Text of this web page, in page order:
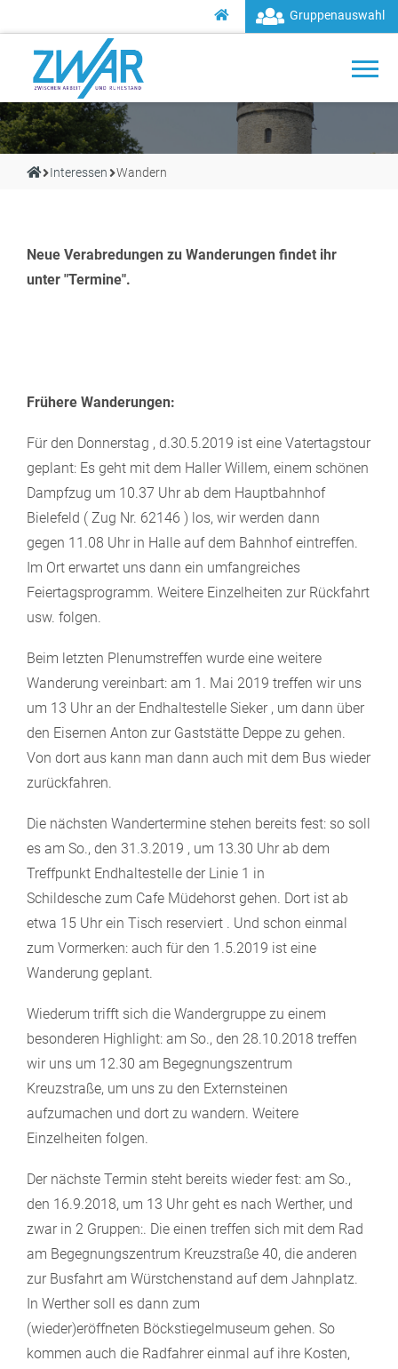
Gruppenauswahl
Interessen Wandern
Neue Verabredungen zu Wanderungen findet ihr
unter "Termine".
Frühere Wanderungen:
Für den Donnerstag , d.30.5.2019 ist eine Vatertagstour
geplant: Es geht mit dem Haller Willem, einem schönen
Dampfzug um 10.37 Uhr ab dem Hauptbahnhof
Bielefeld ( Zug Nr. 62146 ) los, wir werden dann
gegen 11.08 Uhr in Halle auf dem Bahnhof eintreffen.
Im Ort erwartet uns dann ein umfangreiches
Feiertagsprogramm. Weitere Einzelheiten zur Rückfahrt
usw. folgen.
Beim letzten Plenumstreffen wurde eine weitere
Wanderung vereinbart: am 1. Mai 2019 treffen wir uns
um 13 Uhr an der Endhaltestelle Sieker , um dann über
den Eisernen Anton zur Gaststätte Deppe zu gehen.
Von dort aus kann man dann auch mit dem Bus wieder
zurückfahren.
Die nächsten Wandertermine stehen bereits fest: so soll
es am So., den 31.3.2019 , um 13.30 Uhr ab dem
Treffpunkt Endhaltestelle der Linie 1 in
Schildesche zum Cafe Müdehorst gehen. Dort ist ab
etwa 15 Uhr ein Tisch reserviert . Und schon einmal
zum Vormerken: auch für den 1.5.2019 ist eine
Wanderung geplant.
Wiederum trifft sich die Wandergruppe zu einem
besonderen Highlight: am So., den 28.10.2018 treffen
wir uns um 12.30 am Begegnungszentrum
Kreuzstraße, um uns zu den Externsteinen
aufzumachen und dort zu wandern. Weitere
Einzelheiten folgen.
Der nächste Termin steht bereits wieder fest: am So.,
den 16.9.2018, um 13 Uhr geht es nach Werther, und
zwar in 2 Gruppen:. Die einen treffen sich mit dem Rad
am Begegnungszentrum Kreuzstraße 40, die anderen
zur Busfahrt am Würstchenstand auf dem Jahnplatz.
In Werther soll es dann zum
(wieder)eröffneten Böckstiegelmuseum gehen. So
kommen auch die Radfahrer einmal auf ihre Kosten,